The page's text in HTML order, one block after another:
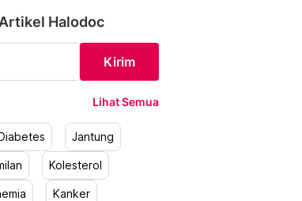
Halodoc
Kirim
Lihat Semua
Jantung
Kolesterol
Kanker